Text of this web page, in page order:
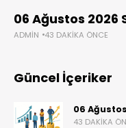
06 Ağustos 2026
ADMIN 43 DAKIKA ÖNCE
Güncel İçeriker
06
43 DAKIKA